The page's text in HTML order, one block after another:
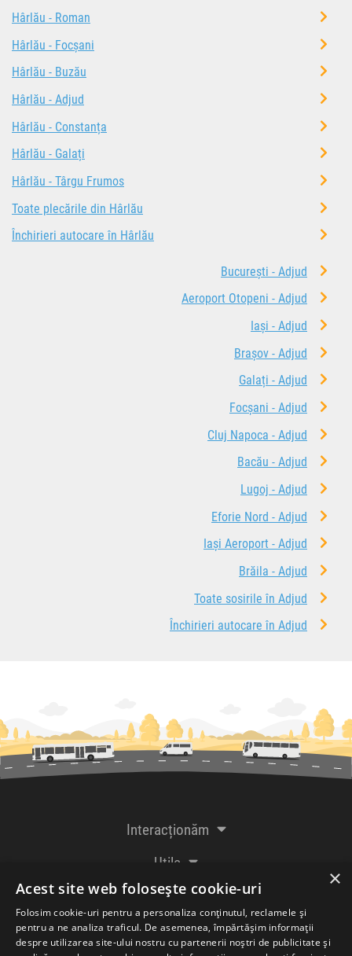
Hârlău - Roman
Hârlău - Focșani
Hârlău - Buzău
Hârlău - Adjud
Hârlău - Constanța
Hârlău - Galați
Hârlău - Târgu Frumos
Toate plecările din Hârlău
Închirieri autocare în Hârlău
București - Adjud
Aeroport Otopeni - Adjud
Iași - Adjud
Brașov - Adjud
Galați - Adjud
Focșani - Adjud
Cluj Napoca - Adjud
Bacău - Adjud
Lugoj - Adjud
Eforie Nord - Adjud
Iași Aeroport - Adjud
Brăila - Adjud
Toate sosirile în Adjud
Închirieri autocare în Adjud
Interacționăm
Utile
De la creatorii
×
Acest site web folosește cookie-uri
Folosim cookie-uri pentru a personaliza conținutul, reclamele și
pentru a ne analiza traficul. De asemenea, împărtășim informații
despre utilizarea site-ului nostru cu partenerii noștri de publicitate și